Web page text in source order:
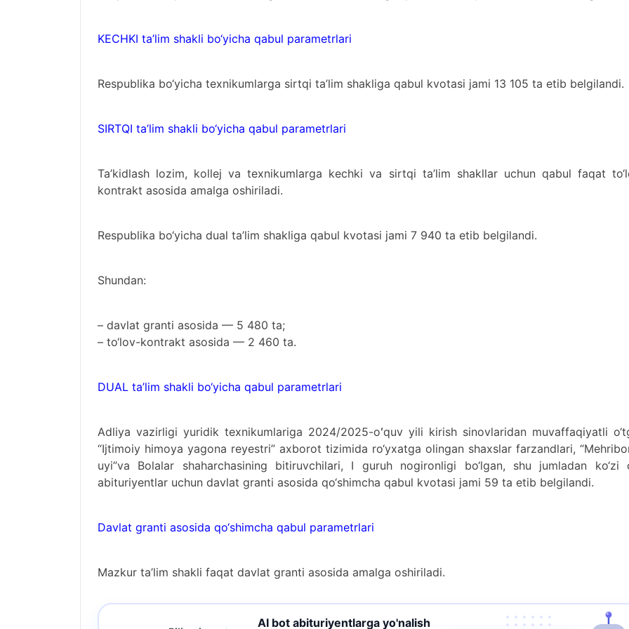
KECHKI ta’lim shakli bo‘yicha qabul parametrlari
Respublika bo‘yicha texnikumlarga sirtqi ta’lim shakliga qabul kvotasi jami 13 105 ta etib belgilandi.
SIRTQI ta’lim shakli bo‘yicha qabul parametrlari
Ta’kidlash lozim, kollej va texnikumlarga kechki va sirtqi ta’lim shakllar uchun qabul faqat
kontrakt asosida amalga oshiriladi.
Respublika bo‘yicha dual ta’lim shakliga qabul kvotasi jami 7 940 ta etib belgilandi.
Shundan:
– davlat granti asosida — 5 480 ta;
– to‘lov-kontrakt asosida — 2 460 ta.
DUAL ta’lim shakli bo‘yicha qabul parametrlari
Adliya vazirligi yuridik texnikumlariga 2024/2025-oʻquv yili kirish sinovlaridan muvaffaqiyatli
“Ijtimoiy himoya yagona reyestri” axborot tizimida ro‘yxatga olingan shaxslar farzandlari,
uyi”va Bolalar shaharchasining bitiruvchilari, I guruh nogironligi bo‘lgan, shu jumladan ko‘zi
abituriyentlar uchun davlat granti asosida qo‘shimcha qabul kvotasi jami 59 ta etib belgilandi.
Davlat granti asosida qo‘shimcha qabul parametrlari
Mazkur ta’lim shakli faqat davlat granti asosida amalga oshiriladi.
AI bot abituriyentlarga yo'nalish